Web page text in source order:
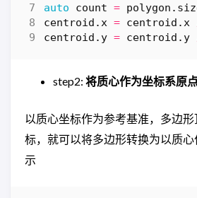
auto
count = polygon .
centroid .x = centroid .x
centroid . y = centroid . y
step2: 将质心作为坐标系原
以质心坐标作为参考基准，多边
标，就可以将多边形转换为以质
示